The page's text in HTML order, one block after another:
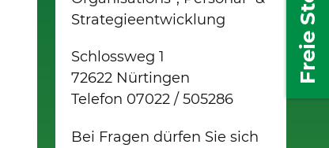
Strategieentwicklung
Schlossweg 1
72622 Nürtingen
Telefon 07022 / 505286
Bei Fragen dürfen Sie sich